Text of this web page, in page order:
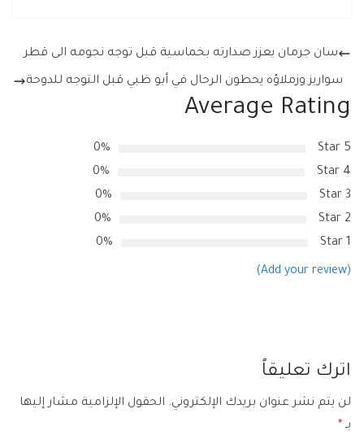
سان جرمان يعزز صدارته بخماسية قبل توجه نجومه الى قطر
سواريز وزملاؤه يحطون الرحال في أبو ظبي قبل التوجه للدوحة
Average Rating
5 Star
0%
4 Star
0%
3 Star
0%
2 Star
0%
1 Star
0%
(Add your review)
اترك تعليقاً
لن يتم نشر عنوان بريدك الإلكتروني. الحقول الإلزامية مشار إليها
بـ *